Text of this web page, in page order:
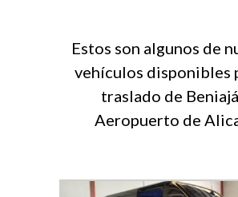
Estos son algunos de
vehículos disponibles
traslado de
Aeropuerto de